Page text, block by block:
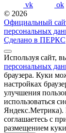
vk ok
© 2026
Официальный
персональных
Сделано в ПЕРКС
Используя сайт,
персональных
браузера. Куки
настройках
улучшения
использоваться
Яндекс.Метрика).
соглашаетесь с
размещением